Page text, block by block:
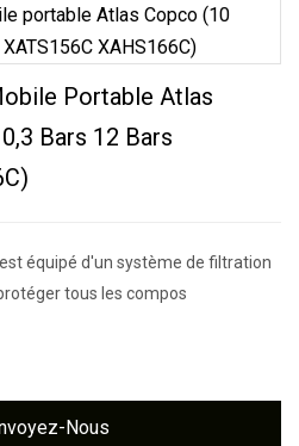
Portable Atlas
Bars 12 Bars
équipé d'un système de filtration
tous les compos
Nous